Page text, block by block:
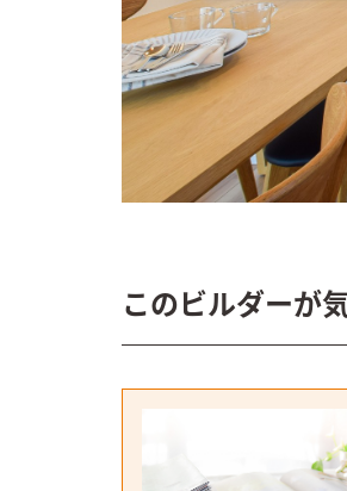
設備・機能
ビルダー
このビルダーが